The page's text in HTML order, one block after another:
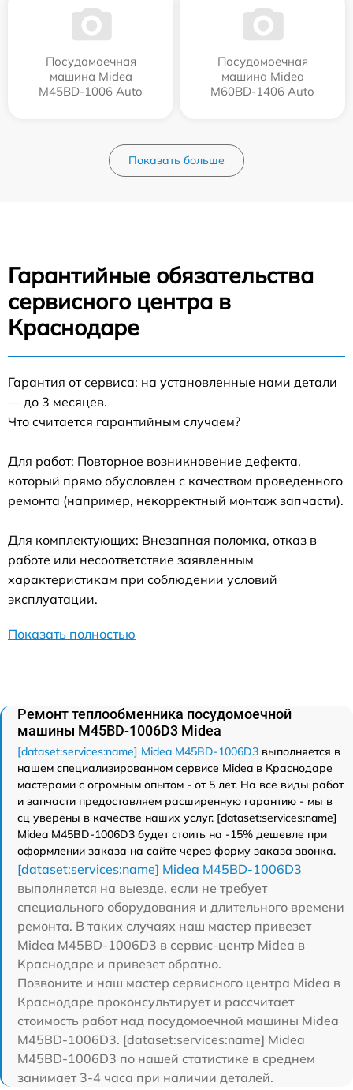
Посудомоечная
машина Midea
M45BD-1006 Auto
Посудомоечная
машина Midea
M60BD-1406 Auto
Показать больше
Гарантийные обязательства
сервисного центра в
Краснодаре
Гарантия от сервиса: на установленные нами детали
— до 3 месяцев.
Что считается гарантийным случаем?
Для работ: Повторное возникновение дефекта,
который прямо обусловлен с качеством проведенного
ремонта (например, некорректный монтаж запчасти).
Для комплектующих: Внезапная поломка, отказ в
работе или несоответствие заявленным
характеристикам при соблюдении условий
эксплуатации.
Показать полностью
Ремонт теплообменника посудомоечной
машины M45BD-1006D3 Midea
[dataset:services:name] Midea M45BD-1006D3 выполняется в
нашем специализированном сервисе Midea в Краснодаре
мастерами с огромным опытом - от 5 лет. На все виды работ
и запчасти предоставляем расширенную гарантию - мы в
сц уверены в качестве наших услуг. [dataset:services:name]
Midea M45BD-1006D3 будет стоить на -15% дешевле при
оформлении заказа на сайте через форму заказа звонка.
[dataset:services:name] Midea M45BD-1006D3
выполняется на выезде, если не требует
специального оборудования и длительного времени
ремонта. В таких случаях наш мастер привезет
Midea M45BD-1006D3 в сервис-центр Midea в
Краснодаре и привезет обратно.
Позвоните и наш мастер сервисного центра Midea в
Краснодаре проконсультирует и рассчитает
стоимость работ над посудомоечной машины Midea
M45BD-1006D3. [dataset:services:name] Midea
M45BD-1006D3 по нашей статистике в среднем
занимает 3-4 часа при наличии деталей.